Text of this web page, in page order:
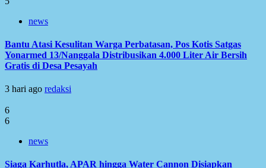
news
Bantu Atasi Kesulitan Warga Perbatasan, Pos Kotis Satgas
Yonarmed 13/Nanggala Distribusikan 4.000 Liter Air Bersih
Gratis di Desa Pesayah
3 hari ago redaksi
6
6
news
Siaga Karhutla, APAR hingga Water Cannon Disiapkan